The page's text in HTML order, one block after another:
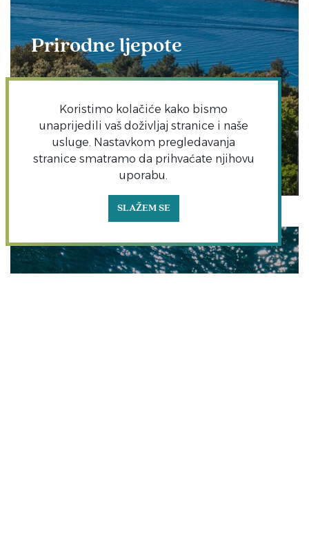
Prirodne ljepote
SAZNAJTE VIŠE
Koristimo kolačiće kako bismo
unaprijedili vaš doživljaj stranice i naše
usluge. Nastavkom pregledavanja
stranice smatramo da prihvaćate njihovu
uporabu.
SLAŽEM SE